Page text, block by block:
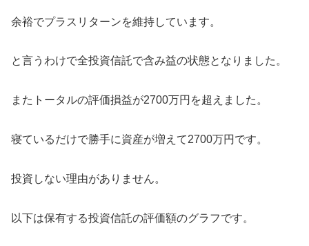
余裕でプラスリターンを維持しています。
と言うわけで全投資信託で含み益の状態となりました。
またトータルの評価損益が2700万円を超えました。
寝ているだけで勝手に資産が増えて2700万円です。
投資しない理由がありません。
以下は保有する投資信託の評価額のグラフです。